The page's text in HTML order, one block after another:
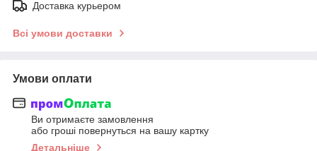
Доставка курьером
Всі умови доставки
Умови оплати
Ви отримаєте замовлення
або гроші повернуться на вашу картку
Детальніше